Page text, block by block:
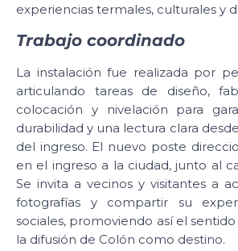
experiencias termales, culturales y
Trabajo coordinado
La instalación fue realizada por
articulando tareas de diseño,
colocación y nivelación para
durabilidad y una lectura clara
del ingreso. El nuevo poste
en el ingreso a la ciudad, junto al
Se invita a vecinos y visitantes a
fotografías y compartir su
sociales, promoviendo así el
la difusión de Colón como destino.